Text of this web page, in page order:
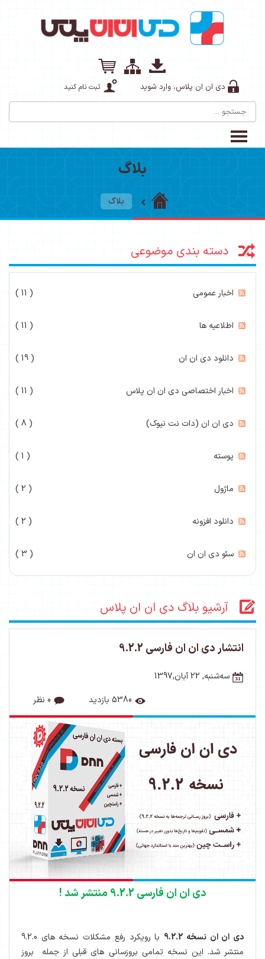
دی ان ان پلاس، وارد شوید ثبت نام کنید
بلاگ
بلاگ
دسته بندی موضوعی
اخبار عمومی ( 11 )
اطلاعیه ها ( 11 )
دانلود دی ان ان ( 19 )
اخبار اختصاصی دی ان ان پلاس ( 11 )
دی ان ان (دات نت نیوک) ( 8 )
پوسته ( 1 )
ماژول ( 2 )
دانلود افزونه ( 2 )
سئو دی ان ان ( 3 )
آرشیو بلاگ دی ان ان پلاس
انتشار دی ان ان فارسی 9.2.2
ﺳﻪشنبه, 22 آبان,1397
دی ان ان فارسی 9.2.2 منتشر شد !
دی ان ان نسخه 9.2.2
با رویکرد رفع مشکلات نسخه های 9.2.0
منتشر شد. این نسخه تمامی بروزسانی های قبلی از جمله بروز